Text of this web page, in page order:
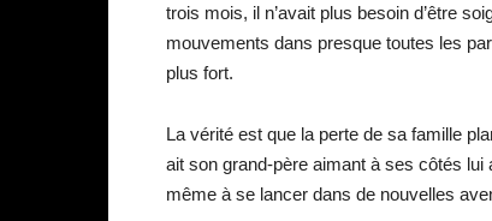
trois mois, il n’avait plus besoin d’être
mouvements dans presque toutes les
plus fort.
La vérité est que la perte de sa famille
ait son grand-père aimant à ses côtés
même à se lancer dans de nouvelles